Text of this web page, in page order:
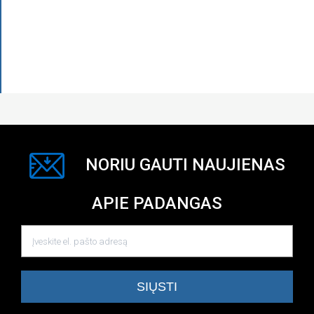
NORIU GAUTI NAUJIENAS
APIE PADANGAS